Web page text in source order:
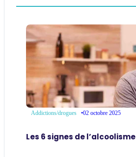
Addictions/drogues •02 octobre 2025
Les 6 signes de l’alcoolisme